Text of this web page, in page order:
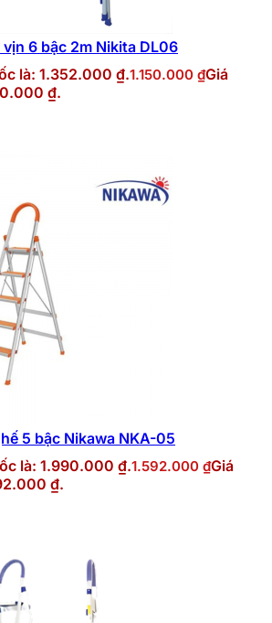
6 bậc 2m Nikita DL06
là: 1.352.000 ₫.1.150.000 ₫Giá
₫.
5 bậc Nikawa NKA-05
là: 1.990.000 ₫.1.592.000 ₫Giá
₫.